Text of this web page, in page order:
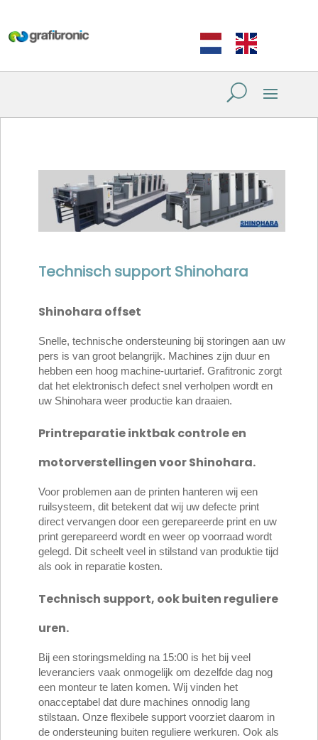
Technisch support Shinohara
Shinohara offset
Snelle, technische ondersteuning bij storingen aan uw
pers is van groot belangrijk. Machines zijn duur en
hebben een hoog machine-uurtarief. Grafitronic zorgt
dat het elektronisch defect snel verholpen wordt en
uw Shinohara weer productie kan draaien.
Printreparatie inktbak controle en
motorverstellingen voor Shinohara.
Voor problemen aan de printen hanteren wij een
ruilsysteem, dit betekent dat wij uw defecte print
direct vervangen door een gerepareerde print en uw
print gerepareerd wordt en weer op voorraad wordt
gelegd. Dit scheelt veel in stilstand van produktie tijd
als ook in reparatie kosten.
Technisch support, ook buiten reguliere
uren.
Bij een storingsmelding na 15:00 is het bij veel
leveranciers vaak onmogelijk om dezelfde dag nog
een monteur te laten komen. Wij vinden het
onacceptabel dat dure machines onnodig lang
stilstaan. Onze flexibele support voorziet daarom in
de ondersteuning buiten reguliere werkuren. Ook als